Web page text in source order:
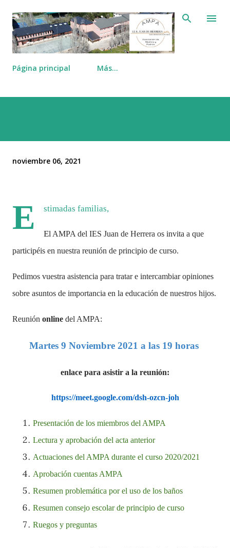
Ir al contenido principal
Página principal Más…
noviembre 06, 2021
E stimadas familias,
El AMPA del IES Juan de Herrera os invita a que
participéis en nuestra reunión de principio de curso.
Pedimos vuestra asistencia para tratar e intercambiar opiniones
sobre asuntos de importancia en la educación de nuestros hijos.
Reunión online del AMPA:
Martes 9 Noviembre 2021 a las 19 horas
enlace para asistir a la reunión:
https://meet.google.com/dsh-ozcn-joh
Presentación de los miembros del AMPA
Lectura y aprobación del acta anterior
Actuaciones del AMPA durante el curso 2020/2021
Aprobación cuentas AMPA
Resumen problemática por el uso de los baños
Resumen consejo escolar de principio de curso
Ruegos y preguntas